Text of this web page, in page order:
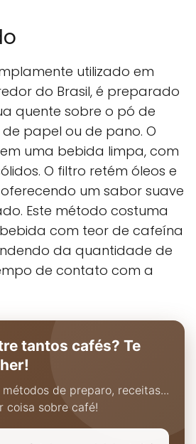
utilizado em
do Brasil, é preparado
quente sobre o pó de
papel ou de pano. O
uma bebida limpa, com
O filtro retém óleos e
um sabor suave
Este método costuma
com teor de cafeína
da quantidade de
de contato com a
tantos cafés? Te
de preparo, receitas...
coisa sobre café!